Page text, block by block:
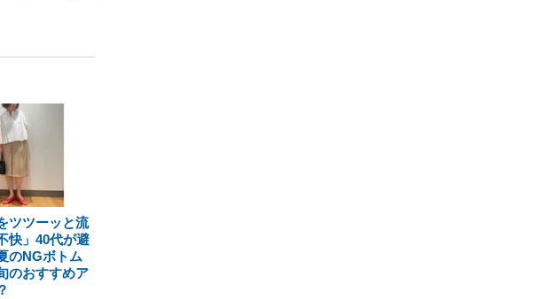
ツツーッと流
快」40代が避
のNGボトム
のおすすめア